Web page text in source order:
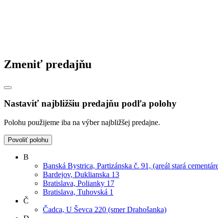
Zmeniť predajňu
Nastaviť najbližšiu predajňu podľa polohy
Polohu použijeme iba na výber najbližšej predajne.
Povoliť polohu
B
Banská Bystrica, Partizánska č. 91, (areál stará
Bardejov, Duklianska 13
Bratislava, Polianky 17
Bratislava, Tuhovská 1
Č
Čadca, U Ševca 220 (smer Drahošanka)